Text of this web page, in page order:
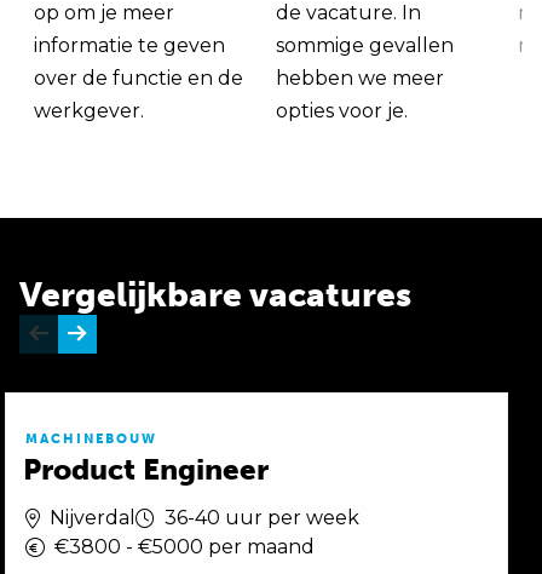
op om je meer
informatie te geven
over de functie en de
werkgever.
de vacature. In
sommige gevallen
hebben we meer
opties voor je.
Vergelijkbare vacatures
MACHINEBOUW
Product Engineer
Nijverdal
36-40 uur per week
€3800 - €5000 per maand